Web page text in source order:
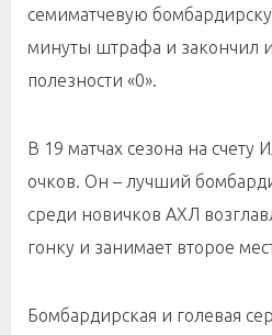
семиматчевую
минуты штрафа и закончил
полезности «0».
В 19 матчах сезона на счету
очков. Он – лучший
среди новичков АХЛ
гонку и занимает второе
Бомбардирская и голевая